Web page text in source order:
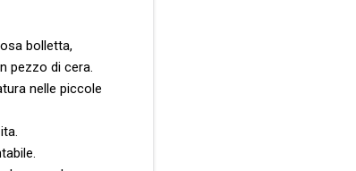
bolletta,
pezzo di cera.
nelle piccole